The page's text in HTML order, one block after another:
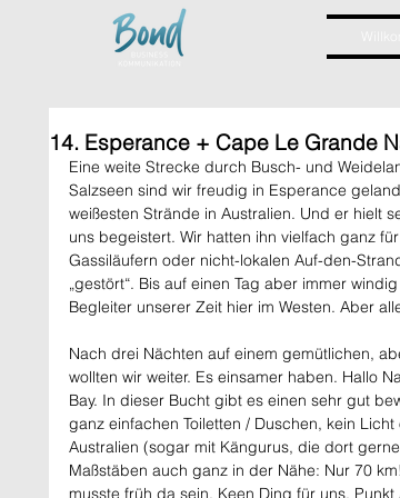
14. Esperance + Cape Le Grande
Eine weite Strecke durch Busch- und
Salzseen sind wir freudig in Esperance
weißesten Strände in Australien. Und er hielt
uns begeistert. Wir hatten ihn vielfach ganz
Gassiläufern oder nicht-lokalen Auf-den-
„gestört“. Bis auf einen Tag aber immer
Begleiter unserer Zeit hier im Westen. Aber
Nach drei Nächten auf einem gemütlichen,
wollten wir weiter. Es einsamer haben. Hallo
Bay. In dieser Bucht gibt es einen sehr gut
ganz einfachen Toiletten / Duschen, kein
Australien (sogar mit Kängurus, die dort
Maßstäben auch ganz in der Nähe: Nur 70
musste früh da sein. Keen Ding für uns.